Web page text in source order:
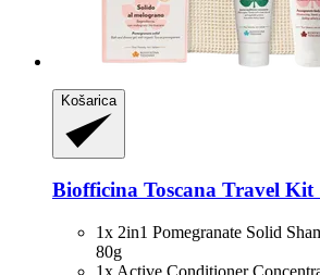
Košarica
Biofficina Toscana Travel Kit
1x 2in1 Pomegranate Solid
80g